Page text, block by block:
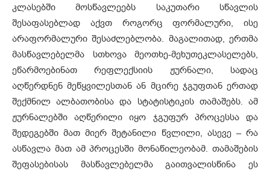
კლასებში მოსწავლეებს საკუთარი სწავლის
შესაფასებლად აქვთ როგორც ფორმალური, ისე
არაფორმალური შესაძლებლობა. მაგალითად, ერთმა
მასწავლებელმა სთხოვა მეოთხე-მეხუთეკლასელებს,
ეწარმოებინათ რეფლექსიის ჟურნალი, სადაც
აღწერდნენ მეწყვილესთან ან მცირე ჯგუფთან ერთად
შექმნილ ალბათობისა და სტატისტიკის თამაშებს. ამ
ჟურნალებში აღწერილი იყო ჯგუფურ პროცესსა და
შედეგებში მათ მიერ შეტანილი წვლილი, ასევე – რა
ასწავლა მათ ამ პროცესში მონაწილეობამ. თამაშების
შეფასებისას მასწავლებელმა გაითვალისწინა ეს